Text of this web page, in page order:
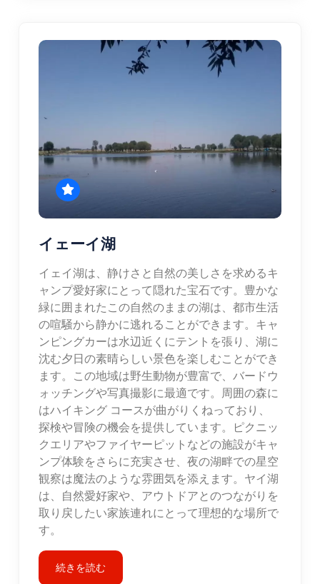
イェーイ湖
イェイ湖は、静けさと自然の美しさを求めるキ
ャンプ愛好家にとって隠れた宝石です。豊かな
緑に囲まれたこの自然のままの湖は、都市生活
の喧騒から静かに逃れることができます。キャ
ンピングカーは水辺近くにテントを張り、湖に
沈む夕日の素晴らしい景色を楽しむことができ
ます。この地域は野生動物が豊富で、バードウ
ォッチングや写真撮影に最適です。周囲の森に
はハイキング コースが曲がりくねっており、
探検や冒険の機会を提供しています。ピクニッ
クエリアやファイヤーピットなどの施設がキャ
ンプ体験をさらに充実させ、夜の湖畔での星空
観察は魔法のような雰囲気を添えます。ヤイ湖
は、自然愛好家や、アウトドアとのつながりを
取り戻したい家族連れにとって理想的な場所で
す。
続きを読む